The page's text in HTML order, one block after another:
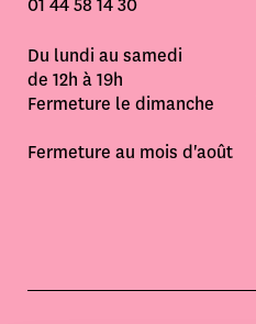
01 44 58 14 30
Du lundi au samedi
de 12h à 19h
Fermeture le dimanche
Fermeture au mois d'août